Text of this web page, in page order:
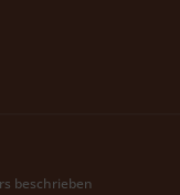
beschrieben